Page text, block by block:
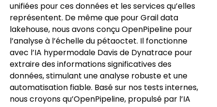
unifiées pour ces données et les services qu’elles
représentent. De même que pour Grail data
lakehouse, nous avons conçu OpenPipeline pour
l’analyse à l’échelle du pétaoctet. Il fonctionne
avec l’IA hypermodale Davis de Dynatrace pour
extraire des informations significatives des
données, stimulant une analyse robuste et une
automatisation fiable. Basé sur nos tests internes,
nous croyons qu’OpenPipeline, propulsé par l’IA